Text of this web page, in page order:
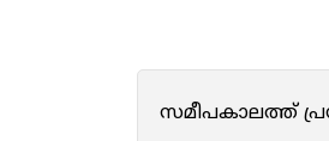
സമീപകാലത്ത്